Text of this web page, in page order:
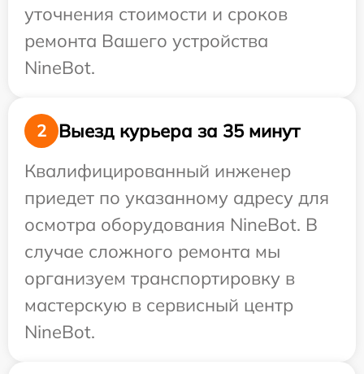
уточнения стоимости и сроков
ремонта Вашего устройства
NineBot.
2
Выезд курьера за 35 минут
Квалифицированный инженер
приедет по указанному адресу для
осмотра оборудования NineBot. В
случае сложного ремонта мы
организуем транспортировку в
мастерскую в сервисный центр
NineBot.